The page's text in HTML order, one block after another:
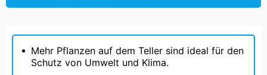
Mehr Pflanzen auf dem Teller sind ideal für den
Schutz von Umwelt und Klima.